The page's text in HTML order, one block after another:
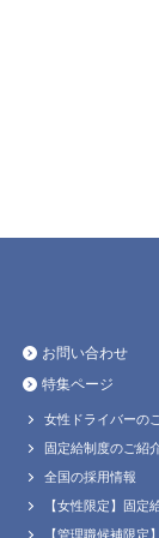
お問い合わせ
特集ページ
女性ドライバーの
固定給制度のご紹
全国の採用情報
【女性限定】固定
【管理職候補限定